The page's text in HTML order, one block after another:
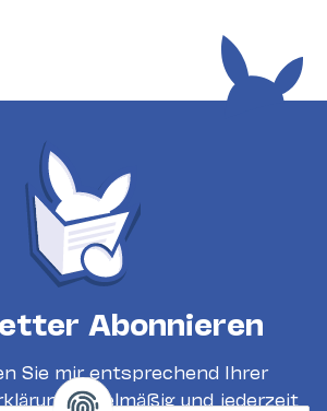
Abonnieren
Sie mir entsprechend Ihrer
regelmäßig und jederzeit